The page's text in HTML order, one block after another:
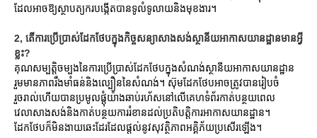
ដែលអាចឱ្យស្ថាបត្យករបង្កើតបានទូលំទូលាយនិងមុខងារ។
2, តើការប្រើប្រាស់ដែកថែបក្នុងកិច្ចសន្យាសាងសង់ស្ថានីយអាកាសយានដ្ឋានមានអ្វី
ខ្លះ?
គុណសម្បត្តិចម្បងនៃការប្រើប្រាស់ដែកថែបក្នុងសំណង់ស្ថានីយអាកាសយានដ្ឋាន
រួមមានភាពរឹងមាំធន់និងល្បឿននៃសំណង់។ ស៊ុមដែកថែបអាចត្រូវបានរៀបចំ
រួចរាល់ហើយបានប្រមូលផ្តុំយ៉ាងឆាប់រហ័សនៅលើគេហទំព័រកាត់បន្ថយពេល
វេលាសាងសង់និងកាត់បន្ថយការរំខានដល់ប្រតិបត្តិការអាកាសយានដ្ឋាន។
ដែកថែបក៏មិនងាយឆេះដែរដែលផ្តល់នូវសុវត្ថិភាពអគ្គិភ័យប្រសើរឡើង។